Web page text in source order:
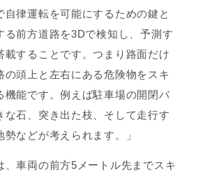
自律運転を可能にするための鍵と
る前方道路を3Dで検知し、予測す
載することです。つまり路面だけ
の頭上と左右にある危険物をスキ
機能です。例えば駐車場の開閉バ
な石、突き出た枝、そして走行す
勢などが考えられます。」
、車両の前方5メートル先までスキ